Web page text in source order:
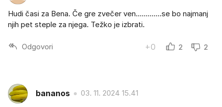
Hudi časi za Bena. Če gre zvečer ven.............se bo najmanj
njih pet steple za njega. Težko je izbrati.
Odgovori +0 2 2
bananos 03. 11. 2024 15.41